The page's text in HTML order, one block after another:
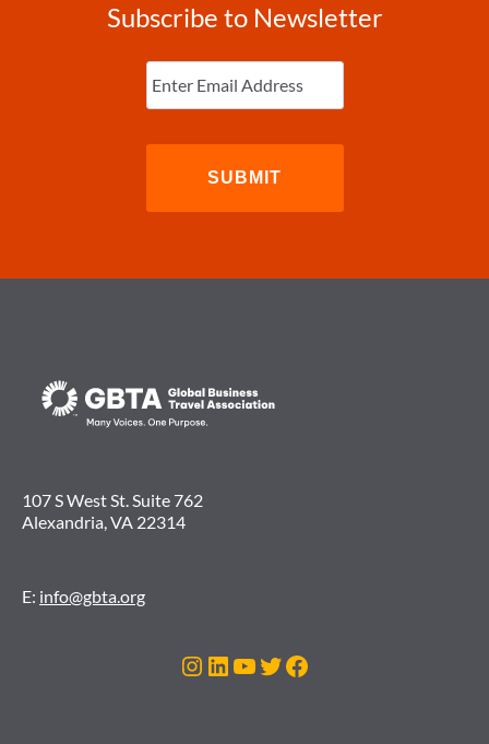
Subscribe to Newsletter
Enter
Email (Required)
107 S West St. Suite 762
Alexandria, VA 22314
E: info@gbta.org
Instagram
LinkedIn
YouTube
Twitter
Facebook